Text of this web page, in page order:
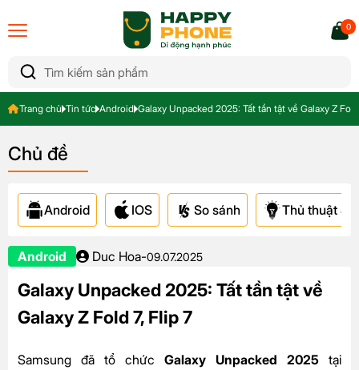
0
Trang chủ Tin tức Android Galaxy Unpacked 2025: Tất tần tật về Galaxy Z
Chủ đề
Android IOS So sánh Thủ thuật &
Android Duc Hoa-09.07.2025
Galaxy Unpacked 2025: Tất tần tật về
Galaxy Z Fold 7, Flip 7
Samsung đã tổ chức Galaxy Unpacked 2025 tại